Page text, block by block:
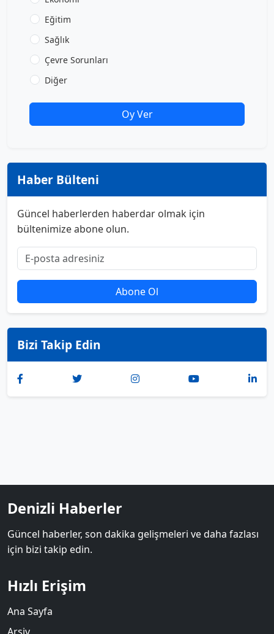
Eğitim
Sağlık
Çevre Sorunları
Diğer
Oy Ver
Haber Bülteni
Güncel haberlerden haberdar olmak için
bültenimize abone olun.
Abone Ol
Bizi Takip Edin
Denizli Haberler
Güncel haberler, son dakika gelişmeleri ve daha fazlası
için bizi takip edin.
Hızlı Erişim
Ana Sayfa
Arşiv